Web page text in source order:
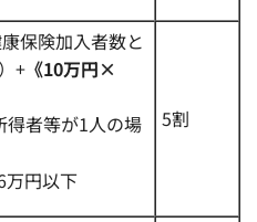
保険加入者数と
+ 《10万円×
得者等が1人の場
円以下
5割